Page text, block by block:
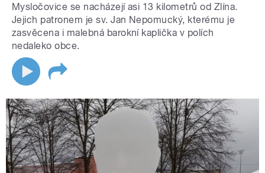
Mysločovice se nacházejí asi 13 kilometrů od Zlína.
Jejich patronem je sv. Jan Nepomucký, kterému je
zasvěcena i malebná barokní kaplička v polích
nedaleko obce.